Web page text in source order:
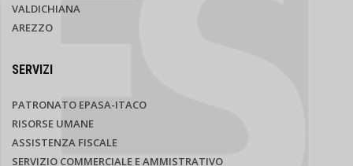
VALDICHIANA
AREZZO
SERVIZI
PATRONATO EPASA-ITACO
RISORSE UMANE
ASSISTENZA FISCALE
SERVIZIO COMMERCIALE E AMMISTRATIVO